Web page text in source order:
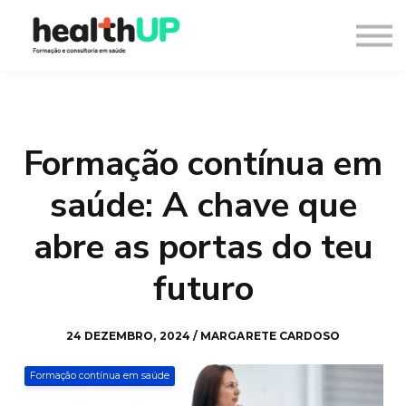
Blog
Registar
Formação contínua em
saúde: A chave que
abre as portas do teu
futuro
24 DEZEMBRO, 2024 / MARGARETE CARDOSO
Formação contínua em saúde